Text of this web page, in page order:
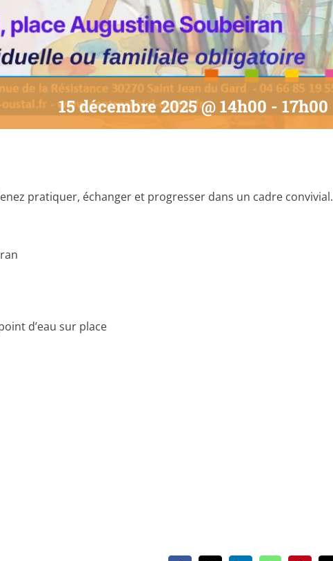
15 décembre 2025 @ 14h00 -17h00
pratiquer, échanger et progresser dans un cadre convivial.
d’eau sur place